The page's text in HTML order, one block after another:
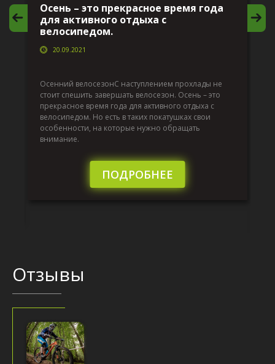
Осень – это прекрасное время года
для активного отдыха с
велосипедом.
20.09.2021
Осенний велосезонС наступлением прохлады не
стоит спешить завершать велосезон. Осень – это
прекрасное время года для активного отдыха с
велосипедом. Но есть в таких покатушках свои
особенности, на которые нужно обращать
внимание.
ПОДРОБНЕЕ
Отзывы